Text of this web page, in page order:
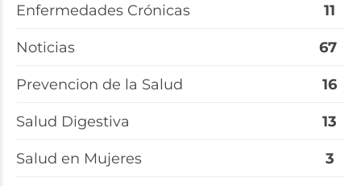
Enfermedades Crónicas 11
Noticias 67
Prevencion de la Salud 16
Salud Digestiva 13
Salud en Mujeres 3